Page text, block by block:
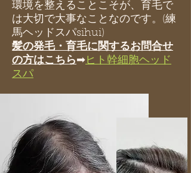
環境を整えることこそが、育毛で
は大切で大事なことなのです。(練
馬ヘッドスパsihui)
髪の発毛・育毛に関するお問合せ
の方はこちら➡︎ヒト幹細胞ヘッド
スパ